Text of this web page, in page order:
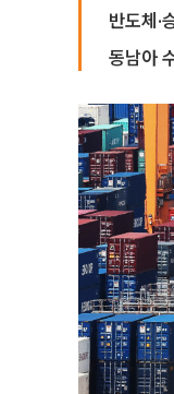
반도체·
동남아